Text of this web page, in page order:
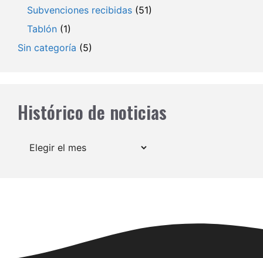
Subvenciones recibidas (51)
Tablón (1)
Sin categoría (5)
Histórico de noticias
Archivos